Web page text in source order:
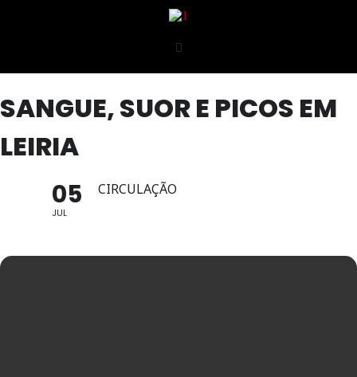
SANGUE, SUOR E PICOS EM
LEIRIA
05
JUL
CIRCULAÇÃO